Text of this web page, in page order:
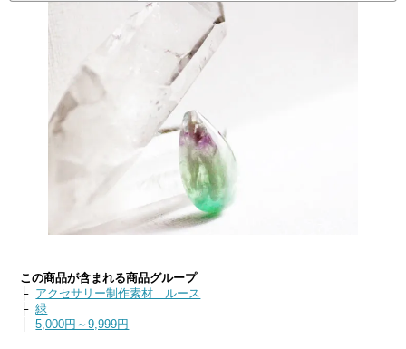
この商品が含まれる商品グループ
├ アクセサリー制作素材 ルース
├緑
├5,000円～9,999円